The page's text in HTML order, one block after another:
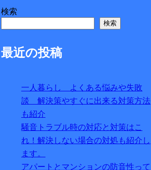
検索
検索
最近の投稿
一人暮らし よくある悩みや失敗
談 解決策やすぐに出来る対策方法
も紹介
騒音トラブル時の対応と対策はこ
れ！解決しない場合の対処も紹介し
ます。
アパートとマンションの防音性って